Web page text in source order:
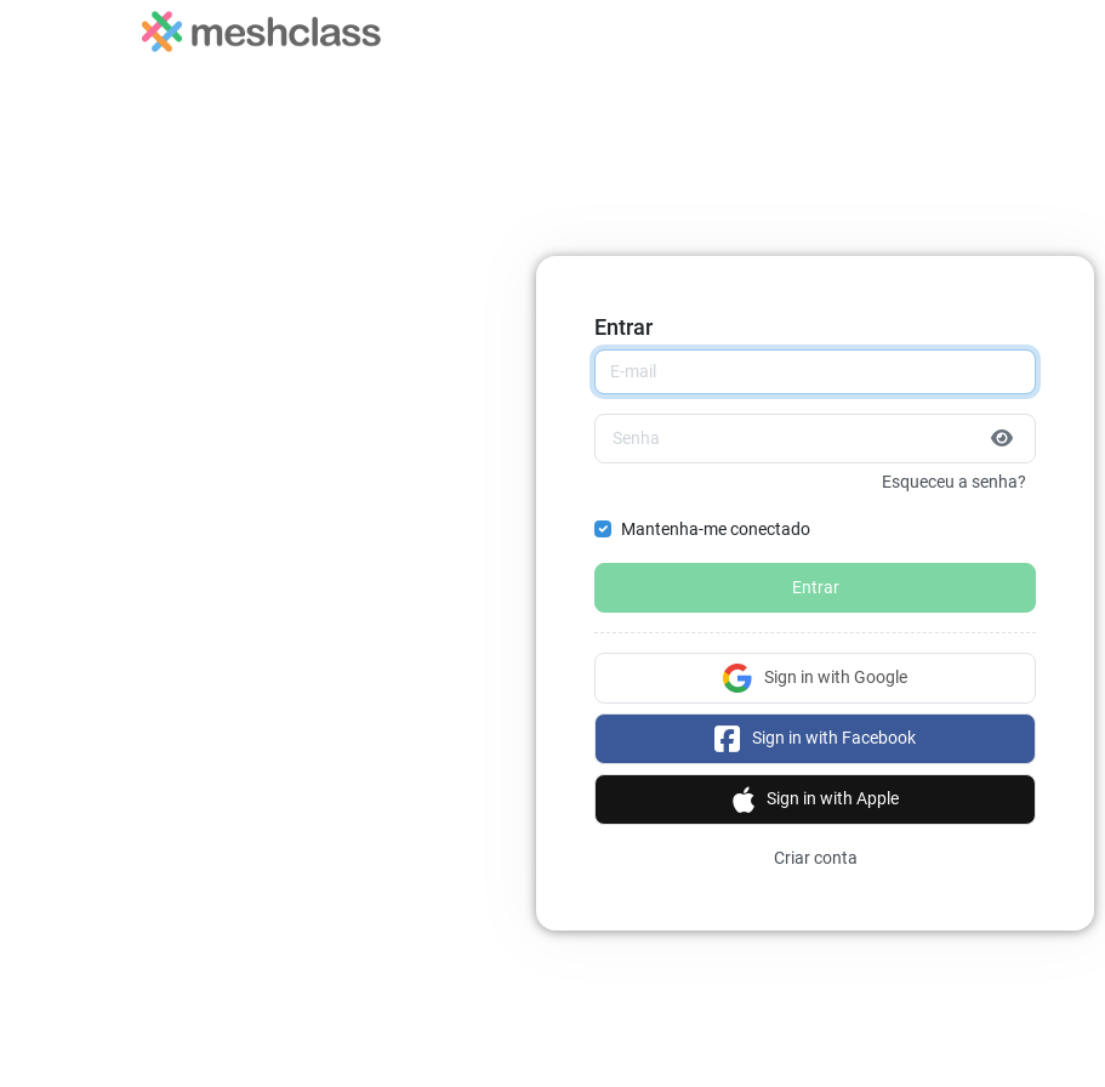
Entrar
Esqueceu a senha?
Mantenha-me conectado
Entrar
Sign in with Google
Sign in with Facebook
Sign in with Apple
Criar conta